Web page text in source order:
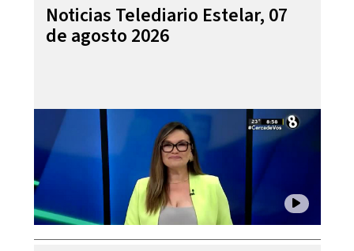
Noticias Telediario Estelar, 07
de agosto 2026